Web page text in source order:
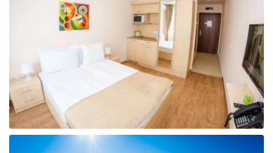
Vjetnama
Tanzānija
Melnkalne
Šrilanka
Tunisija